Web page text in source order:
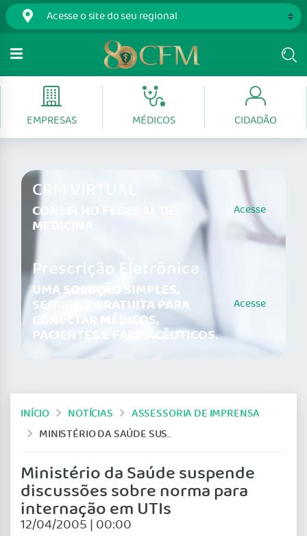
EMPRESAS MÉDICOS CIDADÃO
CRM VIRTUAL
CONSELHO FEDERAL DE
MEDICINA
Acesse
Prescrição Eletrônica
UMA SOLUÇÃO SIMPLES,
SEGURA E GRATUITA PARA
CONECTAR MÉDICOS,
PACIENTES E FARMACÊUTICOS.
Acesse
INÍCIO NOTÍCIAS
ASSESSORIA DE IMPRENSA
MINISTÉRIO DA SAÚDE SUSPENDE DISCUSSÕES SOBRE NORMA PARA INTERNAÇÃO EM UTIS
Ministério da Saúde suspende
discussões sobre norma para
internação em UTIs
12/04/2005 | 00:00